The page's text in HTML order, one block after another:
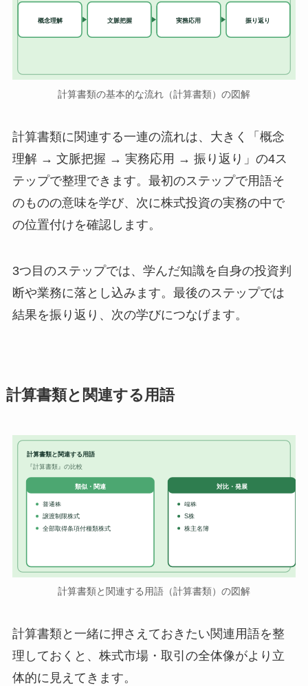
概念理解 文脈把握 実務応用 振り返り
計算書類の基本的な流れ（計算書類）の図解
計算書類に関連する一連の流れは、大きく「概念
理解 → 文脈把握 → 実務応用 → 振り返り」の4ス
テップで整理できます。最初のステップで用語そ
のものの意味を学び、次に株式投資の実務の中で
の位置付けを確認します。
3つ目のステップでは、学んだ知識を自身の投資判
断や業務に落とし込みます。最後のステップでは
結果を振り返り、次の学びにつなげます。
計算書類と関連する用語
計算書類と関連する用語
『計算書類』の比較
類似・関連
普通株
譲渡制限株式
全部取得条項付種類株式
対比・発展
端株
S株
株主名簿
計算書類と関連する用語（計算書類）の図解
計算書類と一緒に押さえておきたい関連用語を整
理しておくと、株式市場・取引の全体像がより立
体的に見えてきます。